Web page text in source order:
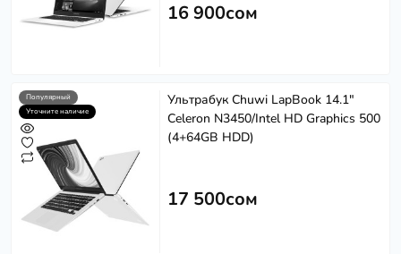
16 900сом
Популярный
Уточните наличие
Ультрабук Chuwi LapBook 14.1"
Celeron N3450/Intel HD Graphics 500
(4+64GB HDD)
17 500сом